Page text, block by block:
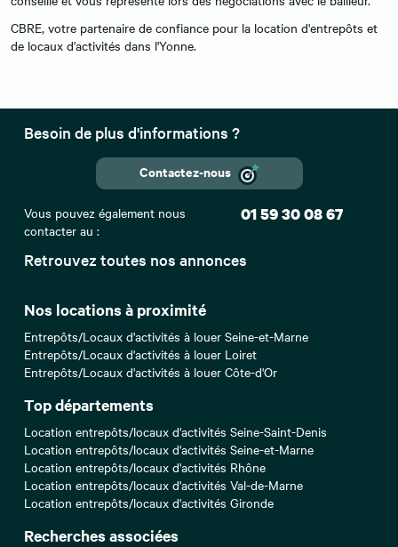
CBRE, votre partenaire de confiance pour la location d'entrepôts et
de locaux d'activités dans l'Yonne.
Retrouvez toutes nos annonces
Nos locations à proximité
Entrepôts/Locaux d'activités à louer Seine-et-Marne
Entrepôts/Locaux d'activités à louer Loiret
Entrepôts/Locaux d'activités à louer Côte-d'Or
Top départements
Location entrepôts/locaux d'activités Seine-Saint-Denis
Location entrepôts/locaux d'activités Seine-et-Marne
Location entrepôts/locaux d'activités Rhône
Location entrepôts/locaux d'activités Val-de-Marne
Location entrepôts/locaux d'activités Gironde
Recherches associées
Besoin de plus d'informations ?
Contactez-nous
Vous pouvez également nous
contacter au :
01 59 30 08 67